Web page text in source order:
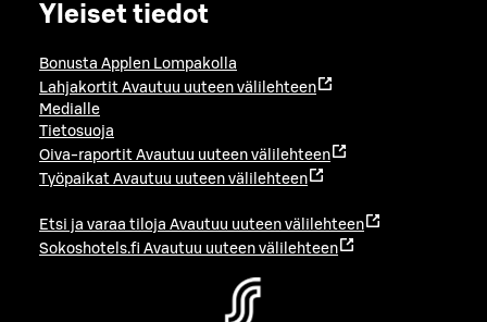
Yleiset tiedot
Bonusta Applen Lompakolla
Lahjakortit Avautuu uuteen välilehteen
Medialle
Tietosuoja
Oiva-raportit Avautuu uuteen välilehteen
Työpaikat Avautuu uuteen välilehteen
Etsi ja varaa tiloja Avautuu uuteen välilehteen
Sokoshotels.fi Avautuu uuteen välilehteen